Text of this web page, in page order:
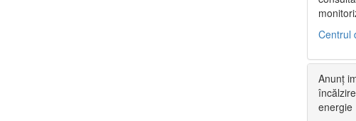
Centrul
Anunț
energie